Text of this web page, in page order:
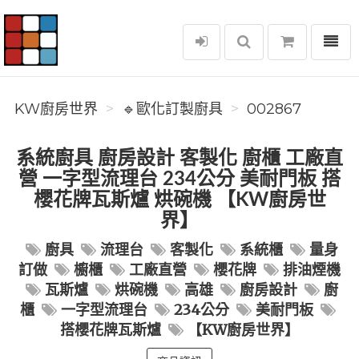
KW廚房世界
選單
KW廚房世界 🔹歐化訂製廚具 002867
系統廚具 廚房設計 客製化 廚櫃 工廠直
營 一字型流理台 234公分 美耐門板 搭
櫻花牌瓦斯爐 烘碗機 【KW廚房世
界】
廚具 流理台 客製化 系統櫃
量身
訂做
櫥櫃 工廠直營 櫻花牌
排油煙機
瓦斯爐
烘碗機 高雄 廚房設計
廚
櫃
一字型流理台 234公分
美耐門板
搭櫻花牌瓦斯爐
【KW廚房世界】